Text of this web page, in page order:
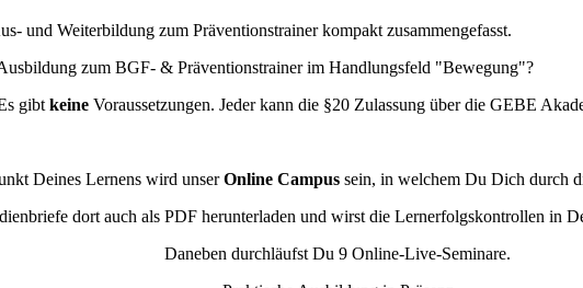
und Weiterbildung zum Präventionstrainer kompakt zusammengefasst.
zum BGF- & Präventionstrainer im Handlungsfeld "Bewegung"?
gibt keineVoraussetzungen. Jeder kann die §20 Zulassung über die GEBE
Deines Lernens wird unserOnline Campussein, in welchem Du Dich durch
dort auch als PDF herunterladen und wirst die Lernerfolgskontrollen in
Daneben durchläufst Du 9 Online-Live-Seminare.